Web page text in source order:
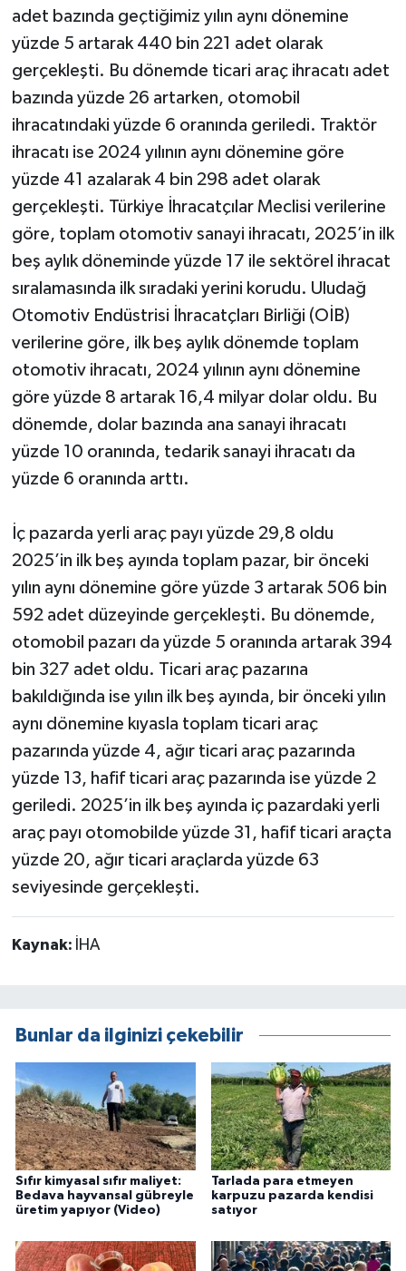
adet bazında geçtiğimiz yılın aynı dönemine
yüzde 5 artarak 440 bin 221 adet olarak
gerçekleşti. Bu dönemde ticari araç ihracatı adet
bazında yüzde 26 artarken, otomobil
ihracatındaki yüzde 6 oranında geriledi. Traktör
ihracatı ise 2024 yılının aynı dönemine göre
yüzde 41 azalarak 4 bin 298 adet olarak
gerçekleşti. Türkiye İhracatçılar Meclisi verilerine
göre, toplam otomotiv sanayi ihracatı, 2025’in ilk
beş aylık döneminde yüzde 17 ile sektörel ihracat
sıralamasında ilk sıradaki yerini korudu. Uludağ
Otomotiv Endüstrisi İhracatçları Birliği (OİB)
verilerine göre, ilk beş aylık dönemde toplam
otomotiv ihracatı, 2024 yılının aynı dönemine
göre yüzde 8 artarak 16,4 milyar dolar oldu. Bu
dönemde, dolar bazında ana sanayi ihracatı
yüzde 10 oranında, tedarik sanayi ihracatı da
yüzde 6 oranında arttı.
İç pazarda yerli araç payı yüzde 29,8 oldu
2025’in ilk beş ayında toplam pazar, bir önceki
yılın aynı dönemine göre yüzde 3 artarak 506 bin
592 adet düzeyinde gerçekleşti. Bu dönemde,
otomobil pazarı da yüzde 5 oranında artarak 394
bin 327 adet oldu. Ticari araç pazarına
bakıldığında ise yılın ilk beş ayında, bir önceki yılın
aynı dönemine kıyasla toplam ticari araç
pazarında yüzde 4, ağır ticari araç pazarında
yüzde 13, hafif ticari araç pazarında ise yüzde 2
geriledi. 2025’in ilk beş ayında iç pazardaki yerli
araç payı otomobilde yüzde 31, hafif ticari araçta
yüzde 20, ağır ticari araçlarda yüzde 63
seviyesinde gerçekleşti.
Kaynak: İHA
Bunlar da ilginizi çekebilir
Sıfır kimyasal sıfır maliyet:
Bedava hayvansal gübreyle
üretim yapıyor (Video)
Tarlada para etmeyen
karpuzu pazarda kendisi
satıyor